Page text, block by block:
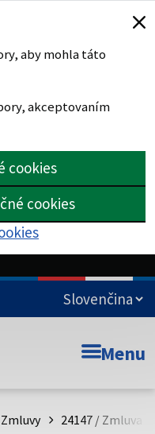
aby mohla táto
akceptovaním
cookies
cookies
Menu
Zmluvy 24147 / Zmluva